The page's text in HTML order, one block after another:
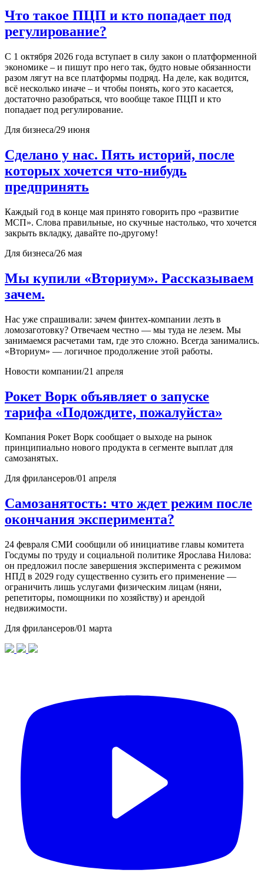
Что такое ПЦП и кто попадает под
регулирование?
С 1 октября 2026 года вступает в силу закон о платформенной
экономике – и пишут про него так, будто новые обязанности
разом лягут на все платформы подряд. На деле, как водится,
всё несколько иначе – и чтобы понять, кого это касается,
достаточно разобраться, что вообще такое ПЦП и кто
попадает под регулирование.
Для бизнеса/29 июня
Сделано у нас. Пять историй, после
которых хочется что-нибудь
предпринять
Каждый год в конце мая принято говорить про «развитие
МСП». Слова правильные, но скучные настолько, что хочется
закрыть вкладку, давайте по-другому!
Для бизнеса/26 мая
Мы купили «Вториум». Рассказываем
зачем.
Нас уже спрашивали: зачем финтех-компании лезть в
ломозаготовку? Отвечаем честно — мы туда не лезем. Мы
занимаемся расчетами там, где это сложно. Всегда занимались.
«Вториум» — логичное продолжение этой работы.
Новости компании/21 апреля
Рокет Ворк объявляет о запуске
тарифа «Подождите, пожалуйста»
Компания Рокет Ворк сообщает о выходе на рынок
принципиально нового продукта в сегменте выплат для
самозанятых.
Для фрилансеров/01 апреля
Самозанятость: что ждет режим после
окончания эксперимента?
24 февраля СМИ сообщили об инициативе главы комитета
Госдумы по труду и социальной политике Ярослава Нилова:
он предложил после завершения эксперимента с режимом
НПД в 2029 году существенно сузить его применение —
ограничить лишь услугами физическим лицам (няни,
репетиторы, помощники по хозяйству) и арендой
недвижимости.
Для фрилансеров/01 марта